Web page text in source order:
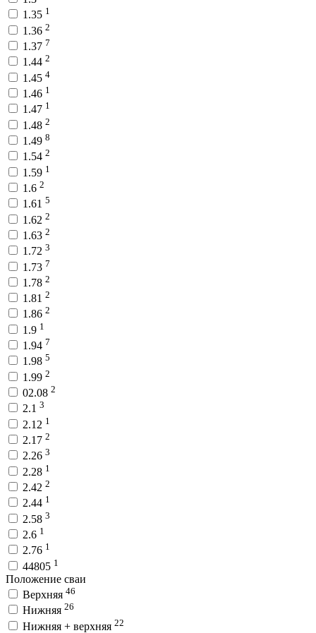
1.35 1
1.36 2
1.37 7
1.44 2
1.45 4
1.46 1
1.47 1
1.48 2
1.49 8
1.54 2
1.59 1
1.6 2
1.61 5
1.62 2
1.63 2
1.72 3
1.73 7
1.78 2
1.81 2
1.86 2
1.9 1
1.94 7
1.98 5
1.99 2
02.08 2
2.1 3
2.12 1
2.17 2
2.26 3
2.28 1
2.42 2
2.44 1
2.58 3
2.6 1
2.76 1
44805 1
Положение сваи
Верхняя 46
Нижняя 26
Нижняя + верхняя 22